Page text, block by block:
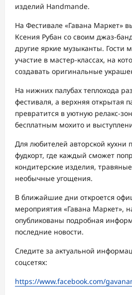
изделий Handmande.
На Фестивале «Гавана Маркет»
Ксения Рубан со своим джаз-
другие яркие музыканты. Гости
участие в мастер-классах, на
создавать оригинальные
На нижних палубах теплохода
фестиваля, а верхняя открытая
превратится в уютную релакс-
бесплатным мохито и
Для любителей авторской кухни
фудкорт, где каждый сможет
кондитерские изделия,
необычные угощения.
В ближайшие дни откроется
мероприятия «Гавана Маркет»,
опубликованы подробная
последние новости.
Следите за актуальной
соцсетях:
https://www.facebook.com/